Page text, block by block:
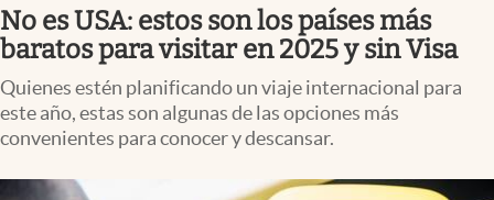
Pc y celular
Vida y estilo
No es USA: estos son los países más
baratos para visitar en 2025 y sin Visa
Quienes estén planificando un viaje internacional para
este año, estas son algunas de las opciones más
convenientes para conocer y descansar.